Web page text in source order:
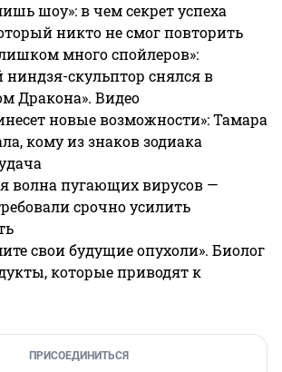
шоу»: в чем секрет успеха
никто не смог повторить
много спойлеров»:
ниндзя-скульптор снялся в
Дракона». Видео
новые возможности»: Тамара
кому из знаков зодиака
волна пугающих вирусов —
срочно усилить
свои будущие опухоли». Биолог
которые приводят к
ПРИСОЕДИНИТЬСЯ